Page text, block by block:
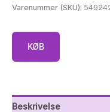
Varenummer (SKU):
KØB
Beskrivelse